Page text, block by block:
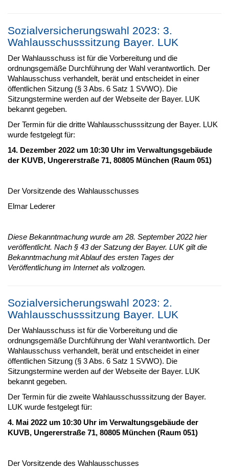
Sozialversicherungswahl 2023: 3.
Wahlausschusssitzung Bayer. LUK
Der Wahlausschuss ist für die Vorbereitung und die
ordnungsgemäße Durchführung der Wahl verantwortlich. Der
Wahlausschuss verhandelt, berät und entscheidet in einer
öffentlichen Sitzung (§ 3 Abs. 6 Satz 1 SVWO). Die
Sitzungstermine werden auf der Webseite der Bayer. LUK
bekannt gegeben.
Der Termin für die dritte Wahlausschusssitzung der Bayer. LUK
wurde festgelegt für:
14. Dezember 2022 um 10:30 Uhr im Verwaltungsgebäude
der KUVB, Ungererstraße 71, 80805 München (Raum 051)
Der Vorsitzende des Wahlausschusses
Elmar Lederer
Diese Bekanntmachung wurde am 28. September 2022 hier
veröffentlicht. Nach § 43 der Satzung der Bayer. LUK gilt die
Bekanntmachung mit Ablauf des ersten Tages der
Veröffentlichung im Internet als vollzogen.
Sozialversicherungswahl 2023: 2.
Wahlausschusssitzung Bayer. LUK
Der Wahlausschuss ist für die Vorbereitung und die
ordnungsgemäße Durchführung der Wahl verantwortlich. Der
Wahlausschuss verhandelt, berät und entscheidet in einer
öffentlichen Sitzung (§ 3 Abs. 6 Satz 1 SVWO). Die
Sitzungstermine werden auf der Webseite der Bayer. LUK
bekannt gegeben.
Der Termin für die zweite Wahlausschusssitzung der Bayer.
LUK wurde festgelegt für:
4. Mai 2022 um 10:30 Uhr im Verwaltungsgebäude der
KUVB, Ungererstraße 71, 80805 München (Raum 051)
Der Vorsitzende des Wahlausschusses